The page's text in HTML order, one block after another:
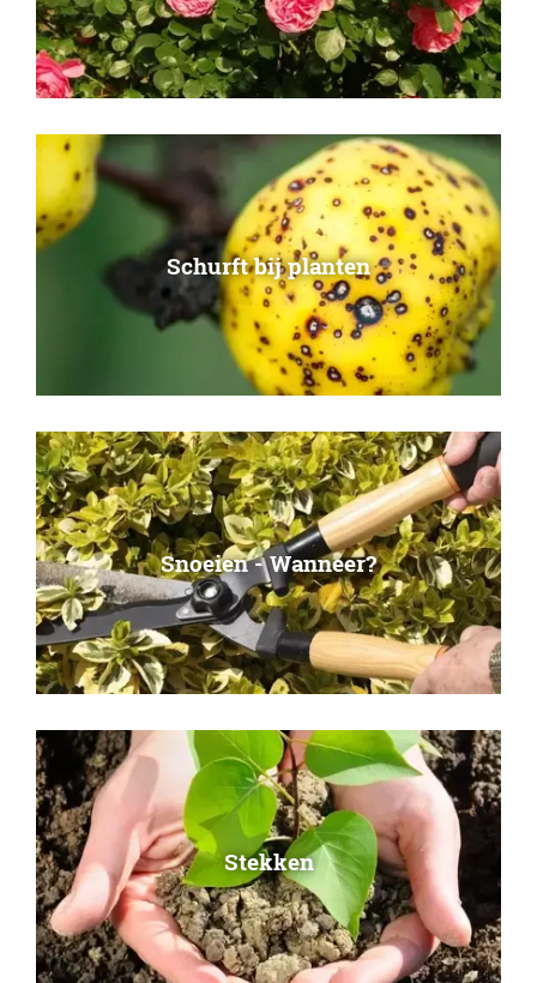
Schurft bij planten
Snoeien - Wanneer?
Stekken